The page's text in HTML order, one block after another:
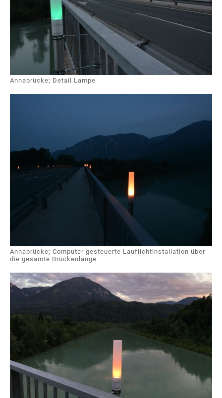
Annabrücke; Detail Lampe
Annabrücke; Computer gesteuerte Lauflichtinstallation über
die gesamte Brückenlänge